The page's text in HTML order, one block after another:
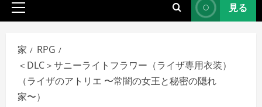
ッ
プ
イ
マ
リ
メ
ニ
見る
家
RPG
＜DLC＞サニーライトフラワー（ライザ専用衣装）
（ライザのアトリエ 〜常闇の女王と秘密の隠れ
家〜）